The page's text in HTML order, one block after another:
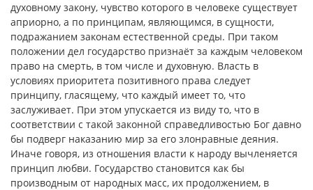
духовному закону, чувство которого в человеке существует
априорно, а по принципам, являющимся, в сущности,
подражанием законам естественной среды. При таком
положении дел государство признаёт за каждым человеком
право на смерть, в том числе и духовную. Власть в
условиях приоритета позитивного права следует
принципу, гласящему, что каждый имеет то, что
заслуживает. При этом упускается из виду то, что в
соответствии с такой законной справедливостью Бог давно
бы подверг наказанию мир за его злонравные деяния.
Иначе говоря, из отношения власти к народу вычленяется
принцип любви. Государство становится как бы
производным от народных масс, их продолжением, в